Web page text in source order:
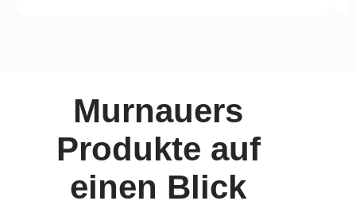
Murnauers
Produkte auf
einen Blick